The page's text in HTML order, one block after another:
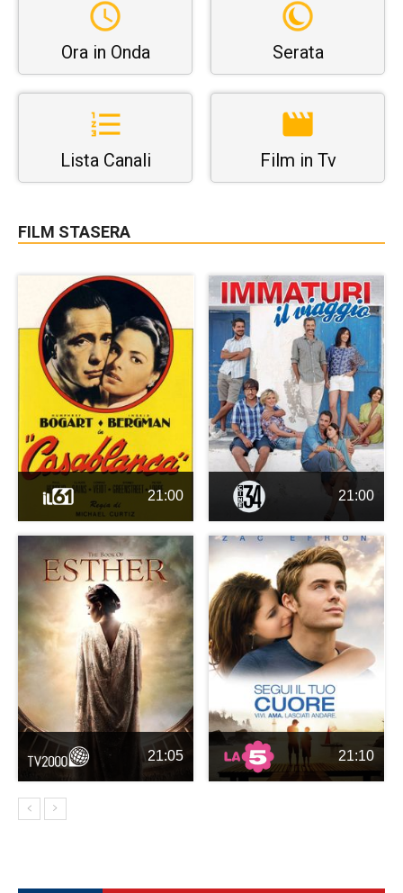
Ora in Onda Serata
Lista Canali Film in Tv
FILM STASERA
21:00 21:00
21:05 21:10